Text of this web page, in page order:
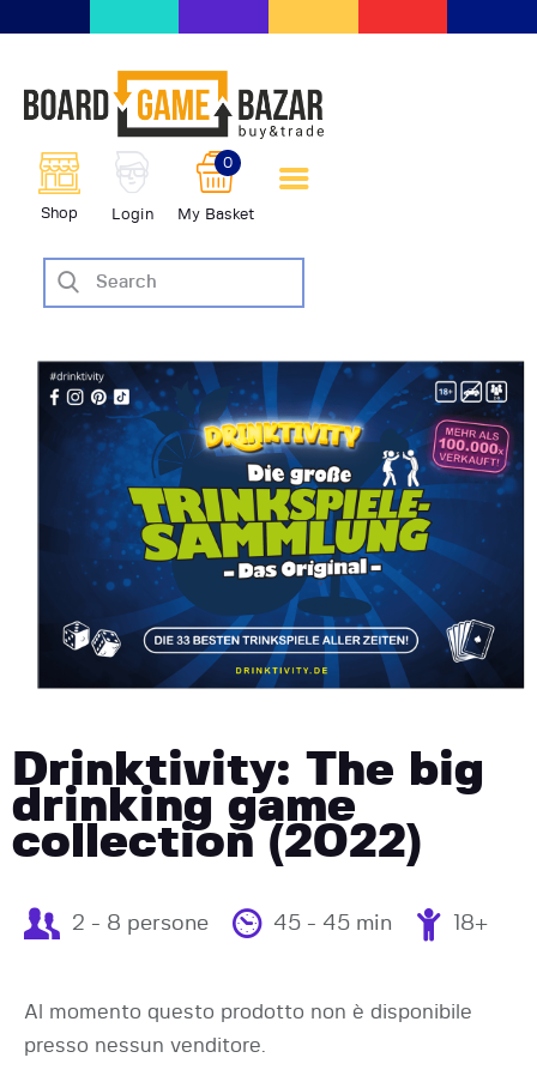
Shop Login My Basket
0
scambio giochi da tavolo
BoardGameBazar
SHOP
VENDI
CASE EDITRICI
AIUTO
BLOG-NEWS
EVENTI
Drinktivity: The big
drinking game
collection (2022)
2 - 8 persone 45 - 45 min 18+
Al momento questo prodotto non è disponibile
presso nessun venditore.